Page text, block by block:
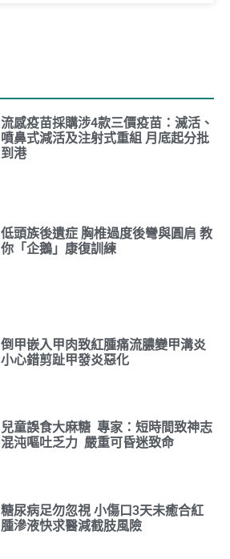
流感疫苗採購涉4款三價疫苗：滅活、
噴鼻式減活及注射式重組 月底起分批
到港
低頭族後遺症 胸椎過度後彎與圓肩 教
你「企鵝」康復訓練
倒甲嵌入甲肉致紅腫痛流膿變甲溝炎
小心錯剪趾甲發炎惡化
兒童誤食大麻糖 專家：短時間致神志
混沌嘔吐乏力 嚴重可昏迷致命
糖尿病足勿忽視 小傷口3天未癒合紅
腫滲液快求醫減截肢風險